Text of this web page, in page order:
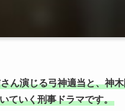
ん演じる弓神適当と、神
ていく刑事ドラマです。